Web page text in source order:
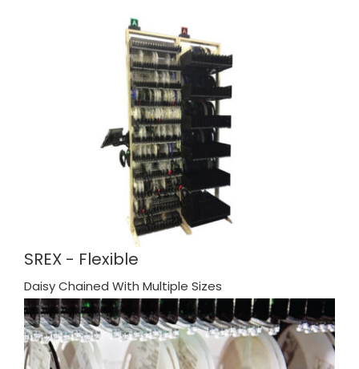
SREX - Flexible
Daisy Chained With Multiple Sizes